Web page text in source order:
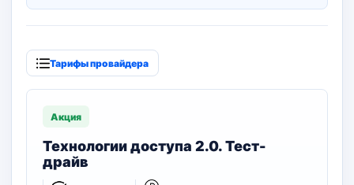
Тарифы провайдера
Акция
Технологии доступа 2.0. Тест-
драйв